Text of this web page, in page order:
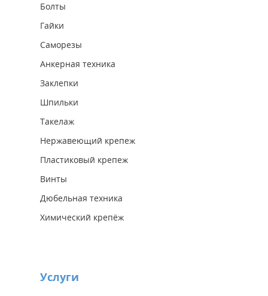
Болты
Гайки
Саморезы
Анкерная техника
Заклепки
Шпильки
Такелаж
Нержавеющий крепеж
Пластиковый крепеж
Винты
Дюбельная техника
Химический крепёж
Услуги